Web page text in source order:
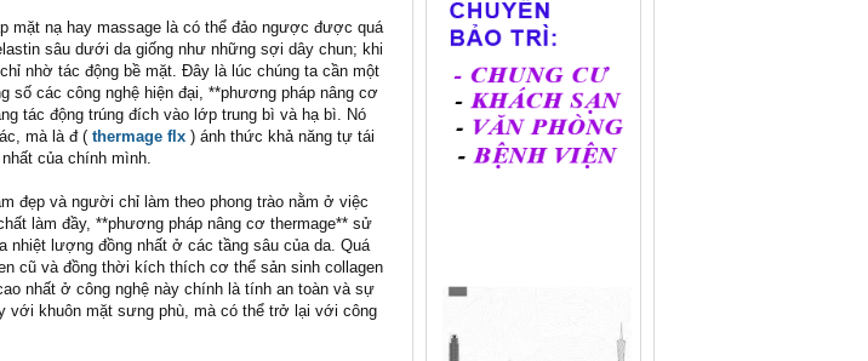
mặt nạ hay massage là có thể đảo ngược được quá
sâu dưới da giống như những sợi dây chun; khi
nhờ tác động bề mặt. Đây là lúc chúng ta cần một
số các công nghệ hiện đại, **phương pháp nâng cơ
tác động trúng đích vào lớp trung bì và hạ bì. Nó
mà là đ ( thermage flx ) ánh thức khả năng tự tái
của chính mình.
đẹp và người chỉ làm theo phong trào nằm ở việc
làm đầy, **phương pháp nâng cơ thermage** sử
nhiệt lượng đồng nhất ở các tầng sâu của da. Quá
cũ và đồng thời kích thích cơ thể sản sinh collagen
nhất ở công nghệ này chính là tính an toàn và sự
với khuôn mặt sưng phù, mà có thể trở lại với công